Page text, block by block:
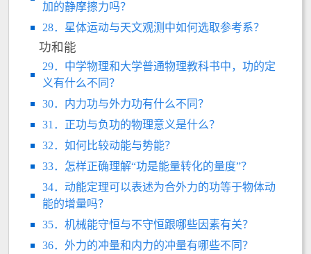
加的静摩擦力吗？
28．星体运动与天文观测中如何选取参考系？
功和能
29．中学物理和大学普通物理教科书中，功的定
义有什么不同？
30．内力功与外力功有什么不同？
31．正功与负功的物理意义是什么？
32．如何比较动能与势能？
33．怎样正确理解“功是能量转化的量度”？
34．动能定理可以表述为合外力的功等于物体动
能的增量吗？
35．机械能守恒与不守恒跟哪些因素有关？
36．外力的冲量和内力的冲量有哪些不同？